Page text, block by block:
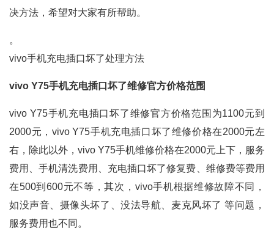
决方法，希望对大家有所帮助。
。
vivo手机充电插口坏了处理方法
vivo Y75手机充电插口坏了维修官方价格范围
vivo Y75手机充电插口坏了维修官方价格范围为1100元到
2000元，vivo Y75手机充电插口坏了维修价格在2000元左
右，除此以外，vivo Y75手机维修价格在2000元上下，服务
费用、手机清洗费用、充电插口坏了修复费、维修费等费用
在500到600元不等，其次，vivo手机根据维修故障不同，
如没声音、摄像头坏了、没法导航、麦克风坏了 等问题，
服务费用也不同。